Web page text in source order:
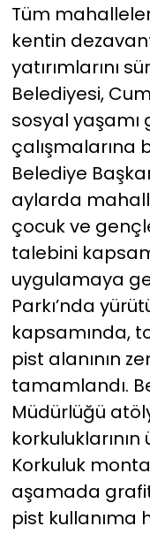
Tüm
kentin
yatırımlarını
Belediyesi,
sosyal
çalışmalarına
Belediye
aylarda
çocuk ve
talebini
uygulamaya
Parkı’nda
kapsamında,
pist alanının
tamamlandı.
Müdürlüğü
Korkuluk
aşamada
pist kullanıma